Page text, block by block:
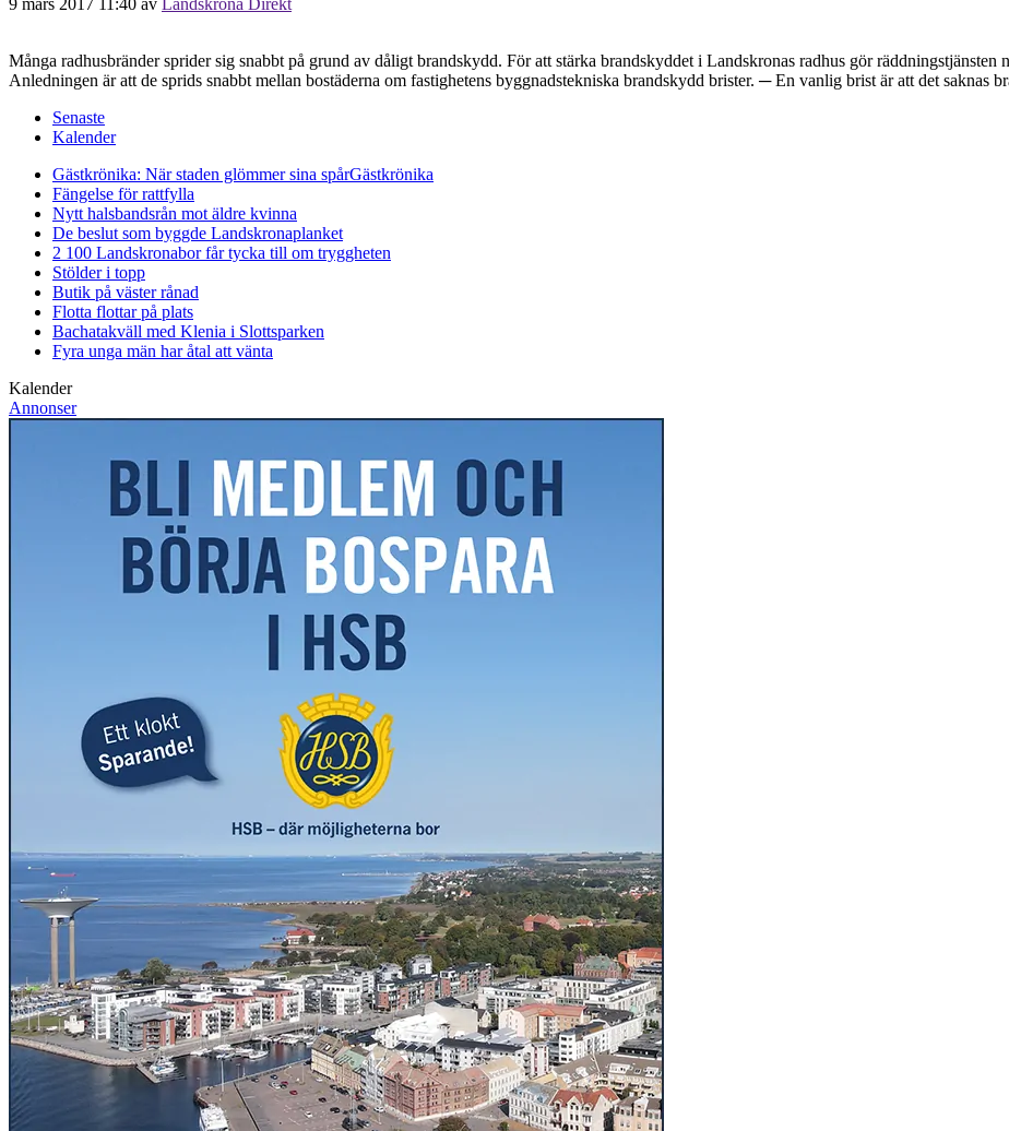
Många radhusbränder sprider sig snabbt på grund av dåligt brandskydd. För att stärka brandskyddet i Landskronas radhus gör räddningstjänsten
Anledningen är att de sprids snabbt mellan bostäderna om fastighetens byggnadstekniska brandskydd brister. ─ En vanlig brist är att det
Senaste
Kalender
Gästkrönika: När staden glömmer sina spårGästkrönika
Fängelse för rattfylla
Nytt halsbandsrån mot äldre kvinna
De beslut som byggde Landskronaplanket
2 100 Landskronabor får tycka till om tryggheten
Stölder i topp
Butik på väster rånad
Flotta flottar på plats
Bachatakväll med Klenia i Slottsparken
Fyra unga män har åtal att vänta
Kalender
Annonser